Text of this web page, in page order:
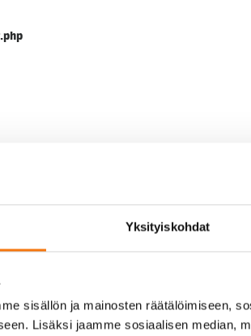
Yksityiskohdat
sisällön ja mainosten räätälöimiseen,
Lisäksi jaamme sosiaalisen median,